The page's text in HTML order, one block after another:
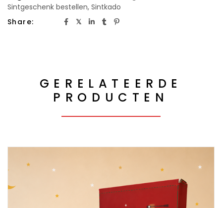
Sintgeschenk bestellen, Sintkado
Share:
GERELATEERDE
PRODUCTEN